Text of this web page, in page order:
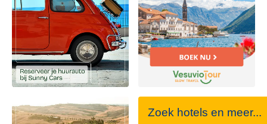
Zoek hotels en meer...